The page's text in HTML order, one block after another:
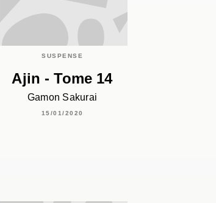
SUSPENSE
Ajin - Tome 14
Gamon Sakurai
15/01/2020